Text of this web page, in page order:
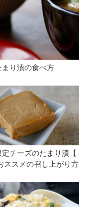
まり漬の食べ方
定チーズのたまり漬【
ススメの召し上がり方